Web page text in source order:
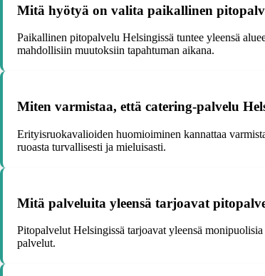
Mitä hyötyä on valita paikallinen
Paikallinen pitopalvelu Helsingissä tuntee yleensä
mahdollisiin muutoksiin tapahtuman aikana.
Miten varmistaa, että catering-palvelu
Erityisruokavalioiden huomioiminen kannattaa
ruoasta turvallisesti ja mieluisasti.
Mitä palveluita yleensä tarjoavat
Pitopalvelut Helsingissä tarjoavat yleensä
palvelut.